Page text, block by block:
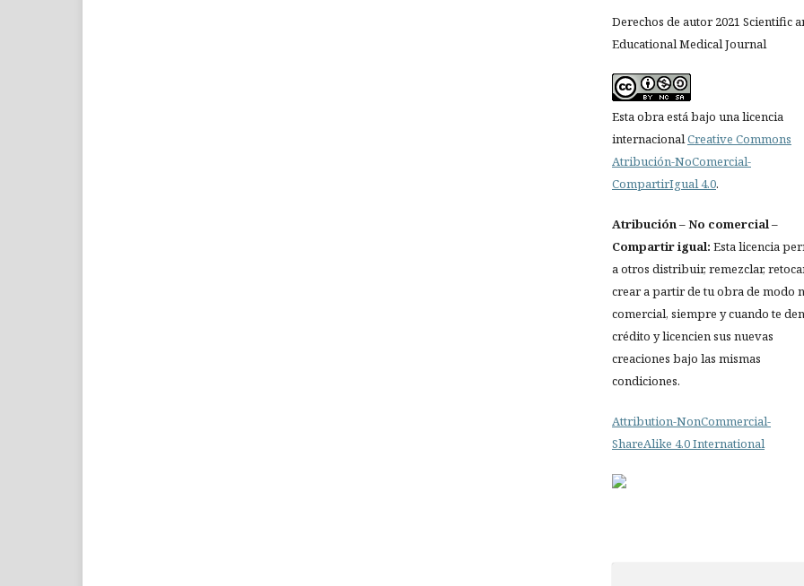
Derechos de autor 2021 Scientific
Educational Medical Journal
Esta obra está bajo una licencia
internacional Creative Commons
Atribución-NoComercial-
CompartirIgual 4.0.
Atribución – No comercial –
Compartir igual: Esta licencia
a otros distribuir, remezclar,
crear a partir de tu obra de modo
comercial, siempre y cuando te den
crédito y licencien sus nuevas
creaciones bajo las mismas
condiciones.
Attribution-NonCommercial-
ShareAlike 4.0 International